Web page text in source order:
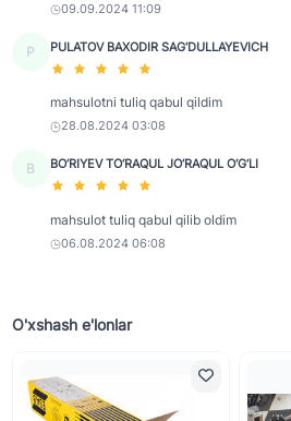
09.09.2024 11:09
P PULATOV BAXODIR SAG‘DULLAYEVICH
mahsulotni tuliq qabul qildim
28.08.2024 03:08
B BO‘RIYEV TO‘RAQUL JO‘RAQUL O‘G‘LI
mahsulot tuliq qabul qilib oldim
06.08.2024 06:08
O'xshash e'lonlar